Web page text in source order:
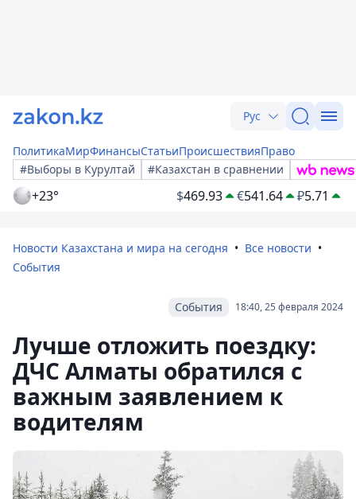
Рус
ПолитикаМирФинансыСтатьиПроисшествияПраво
#Выборы в Курултай
#Казахстан в сравнении
+23° $469.93 €541.64 ₽5.71
Новости Казахстана и мира на сегодня
Все новости
События
18:40, 25 февраля 2024
События
Лучше отложить поездку:
ДЧС Алматы обратился с
важным заявлением к
водителям